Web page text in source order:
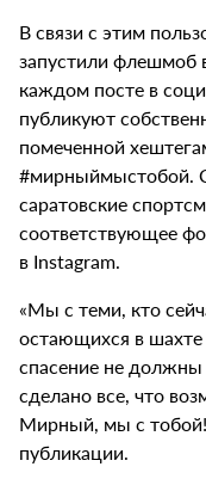
В связи с этим
запустили флешмоб
каждом посте в
публикуют
помеченной
#мирныймыстобой.
саратовские
соответствующее
в Instagram.
«Мы с теми, кто
остающихся в
спасение не должны
сделано все, что
Мирный, мы с
публикации.